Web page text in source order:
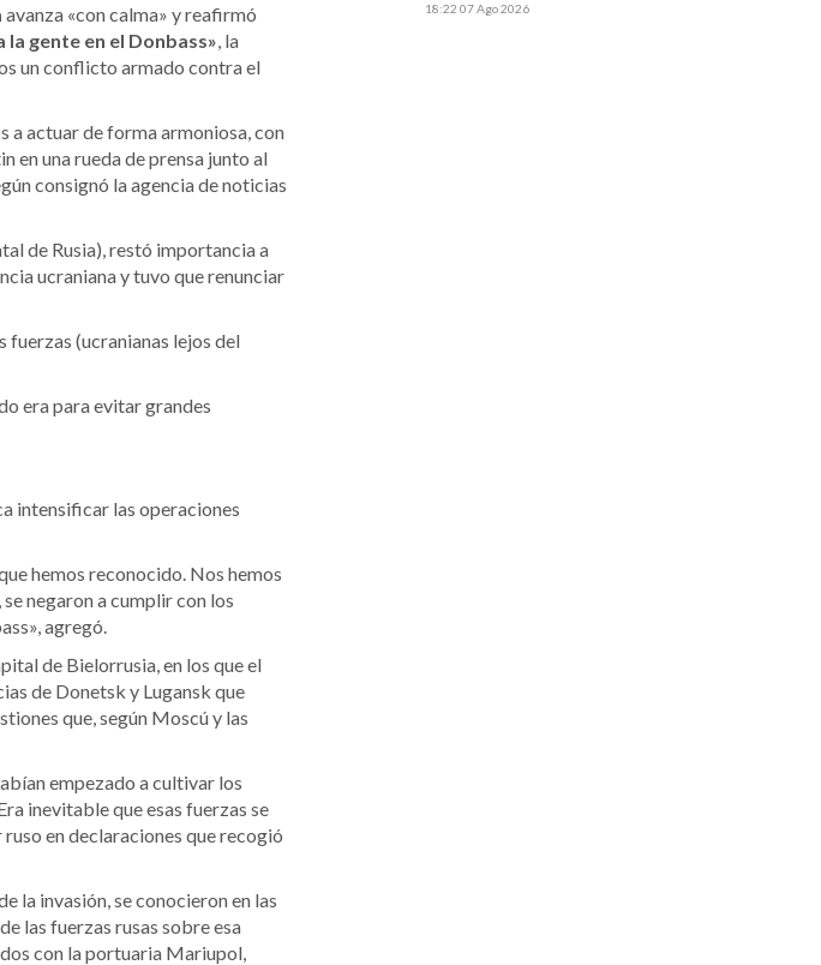
avanza «con calma» y reafirmó
gente en el Donbass», la
un conflicto armado contra el
actuar de forma armoniosa, con
en una rueda de prensa junto al
consignó la agencia de noticias
de Rusia), restó importancia a
ucraniana y tuvo que renunciar
fuerzas (ucranianas lejos del
era para evitar grandes
intensificar las operaciones
hemos reconocido. Nos hemos
negaron a cumplir con los
agregó.
de Bielorrusia, en los que el
de Donetsk y Lugansk que
que, según Moscú y las
empezado a cultivar los
inevitable que esas fuerzas se
en declaraciones que recogió
la invasión, se conocieron en las
las fuerzas rusas sobre esa
con la portuaria Mariupol,
18:22 07 Ago 2026